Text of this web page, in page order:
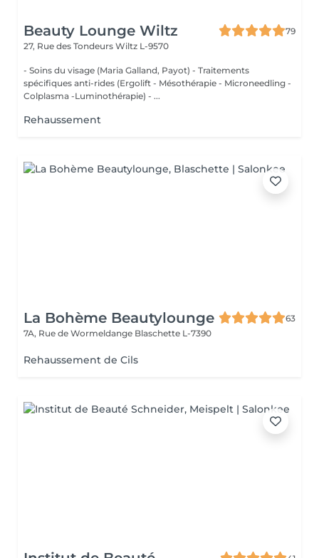
Beauty Lounge Wiltz
79
27, Rue des Tondeurs Wiltz L-9570
- Soins du visage (Maria Galland, Payot) - Traitements
spécifiques anti-rides (Ergolift - Mésothérapie - Microneedling -
Colplasma -Luminothérapie) - ...
Rehaussement
La Bohème Beautylounge
63
7A, Rue de Wormeldange Blaschette L-7390
Rehaussement de Cils